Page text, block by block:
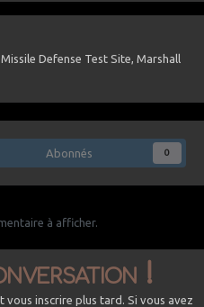
Defense Test Site, Marshall
Abonnés 0
à afficher.
!
inscrire plus tard. Si vous avez